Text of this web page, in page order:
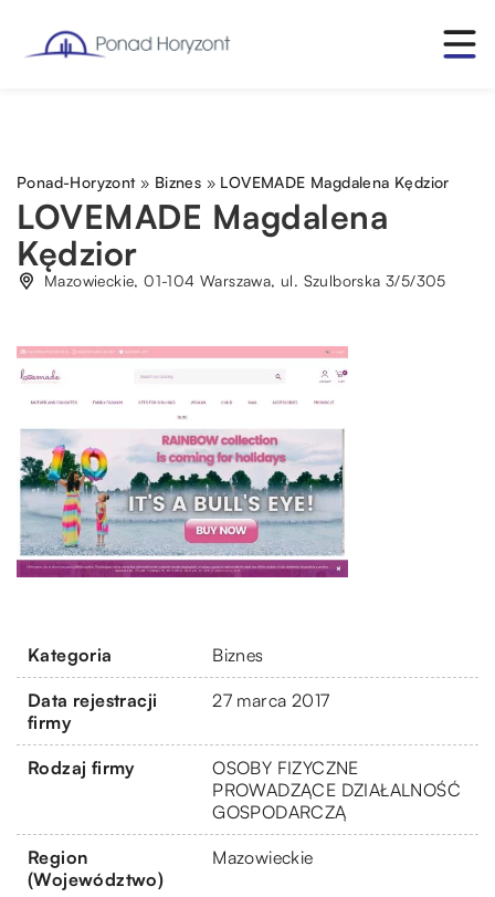
Ponad-Horyzont» Biznes » LOVEMADE Magdalena Kędzior
LOVEMADE Magdalena
Kędzior
Mazowieckie, 01-104 Warszawa, ul. Szulborska 3/5/305
Kategoria Biznes
Data rejestracji
firmy
27 marca 2017
Rodzaj firmy
OSOBY FIZYCZNE
PROWADZĄCE DZIAŁALNOŚĆ
GOSPODARCZĄ
Region
(Województwo)
Mazowieckie